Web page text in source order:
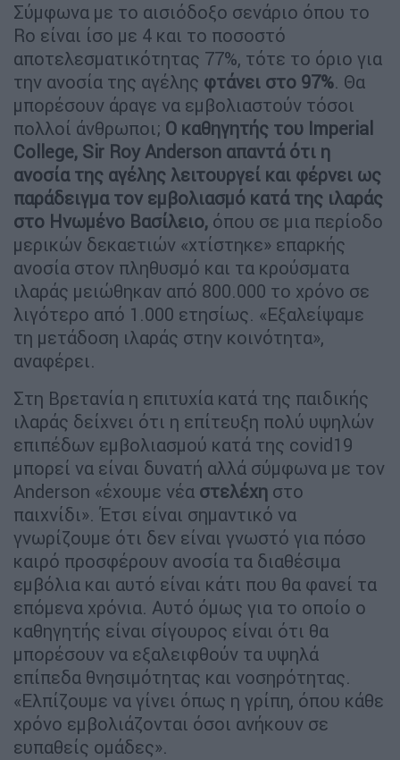
Σύμφωνα με το αισιόδοξο σενάριο όπου το
Ro είναι ίσο με 4 και το ποσοστό
αποτελεσματικότητας 77%, τότε το όριο για
την ανοσία της αγέλης φτάνει στο 97%. Θα
μπορέσουν άραγε να εμβολιαστούν τόσοι
πολλοί άνθρωποι; O καθηγητής του Imperial
College, Sir Roy Anderson απαντά ότι η
ανοσία της αγέλης λειτουργεί και φέρνει ως
παράδειγμα τον εμβολιασμό κατά της ιλαράς
στο Ηνωμένο Βασίλειο, όπου σε μια περίοδο
μερικών δεκαετιών «χτίστηκε» επαρκής
ανοσία στον πληθυσμό και τα κρούσματα
ιλαράς μειώθηκαν από 800.000 το χρόνο σε
λιγότερο από 1.000 ετησίως. «Εξαλείψαμε
τη μετάδοση ιλαράς στην κοινότητα»,
αναφέρει.
Στη Βρετανία η επιτυχία κατά της παιδικής
ιλαράς δείχνει ότι η επίτευξη πολύ υψηλών
επιπέδων εμβολιασμού κατά της covid19
μπορεί να είναι δυνατή αλλά σύμφωνα με τον
Anderson «έχουμε νέα στελέχη στο
παιχνίδι». Έτσι είναι σημαντικό να
γνωρίζουμε ότι δεν είναι γνωστό για πόσο
καιρό προσφέρουν ανοσία τα διαθέσιμα
εμβόλια και αυτό είναι κάτι που θα φανεί τα
επόμενα χρόνια. Αυτό όμως για το οποίο ο
καθηγητής είναι σίγουρος είναι ότι θα
μπορέσουν να εξαλειφθούν τα υψηλά
επίπεδα θνησιμότητας και νοσηρότητας.
«Ελπίζουμε να γίνει όπως η γρίπη, όπου κάθε
χρόνο εμβολιάζονται όσοι ανήκουν σε
ευπαθείς ομάδες».